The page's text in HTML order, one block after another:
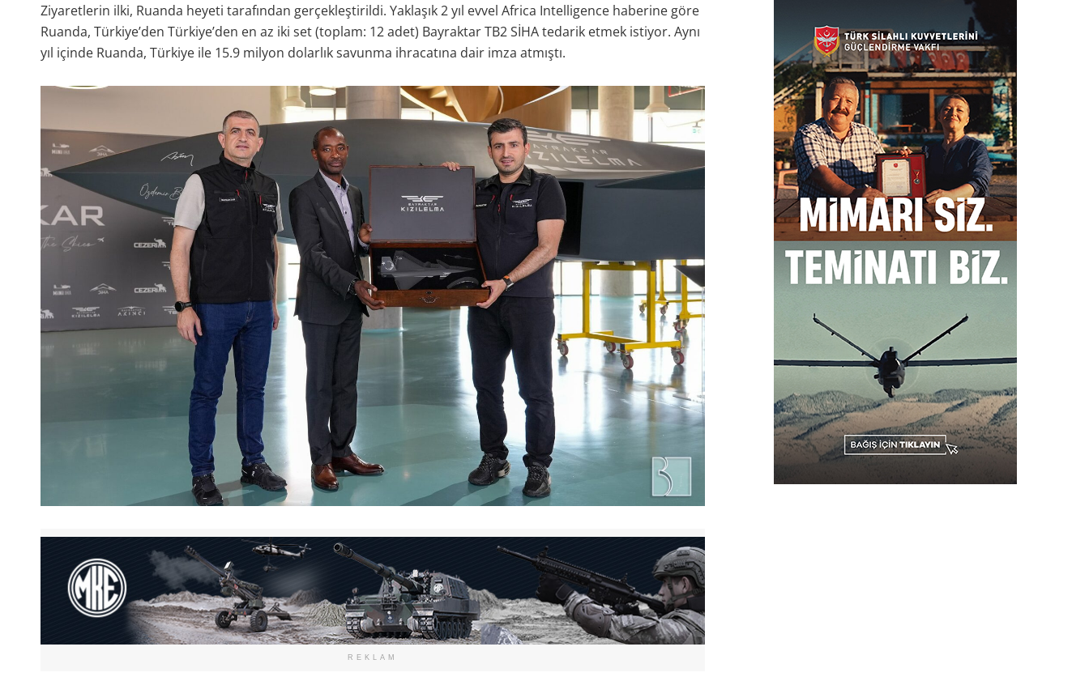
Ziyaretlerin ilki, Ruanda heyeti tarafından gerçekleştirildi. Yaklaşık 2 yıl evvel Africa Intelligence haberine göre
Ruanda, Türkiye’den Türkiye’den en az iki set (toplam: 12 adet) Bayraktar TB2 SİHA tedarik etmek istiyor. Aynı
yıl içinde Ruanda, Türkiye ile 15.9 milyon dolarlık savunma ihracatına dair imza atmıştı.
REKLAM